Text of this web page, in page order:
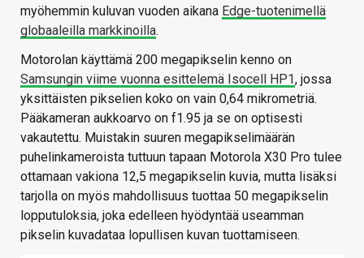
myöhemmin kuluvan vuoden aikana Edge-tuotenimellä
globaaleilla markkinoilla.
Motorolan käyttämä 200 megapikselin kenno on
Samsungin viime vuonna esittelemä Isocell HP1, jossa
yksittäisten pikselien koko on vain 0,64 mikrometriä.
Pääkameran aukkoarvo on f1.95 ja se on optisesti
vakautettu. Muistakin suuren megapikselimäärän
puhelinkameroista tuttuun tapaan Motorola X30 Pro tulee
ottamaan vakiona 12,5 megapikselin kuvia, mutta lisäksi
tarjolla on myös mahdollisuus tuottaa 50 megapikselin
lopputuloksia, joka edelleen hyödyntää useamman
pikselin kuvadataa lopullisen kuvan tuottamiseen.